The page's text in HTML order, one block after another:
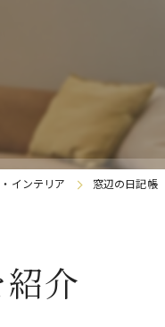
インテリア 窓辺の日記帳
介